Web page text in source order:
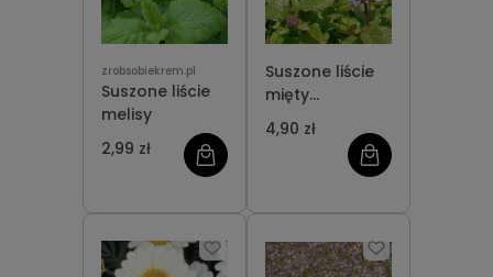
zrobsobiekrem.pl
Suszone liście
melisy
2,99 zł
Suszone liście
mięty
pieprzowej
4,90 zł